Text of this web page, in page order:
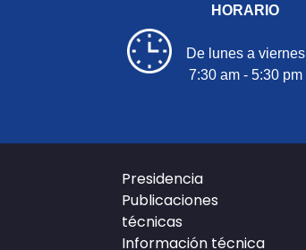
HORARIO
De lunes a viernes
7:30 am - 5:30 pm
Presidencia
Publicaciones
técnicas
Información técnica